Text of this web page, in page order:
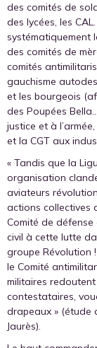
des comités de
des lycées, les
systématiquement
des comités de
comités
gauchisme
et les bourgeois
des Poupées
justice et à
et la CGT aux
« Tandis que la
organisation
aviateurs
actions collectives
Comité de défense
civil à cette lutte
groupe Révolution
le Comité
militaires
contestataires,
drapeaux » (étude
Jaurès).